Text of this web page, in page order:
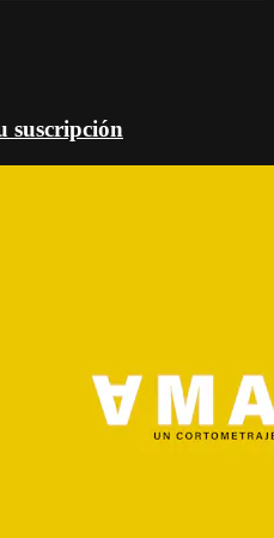
suscripción